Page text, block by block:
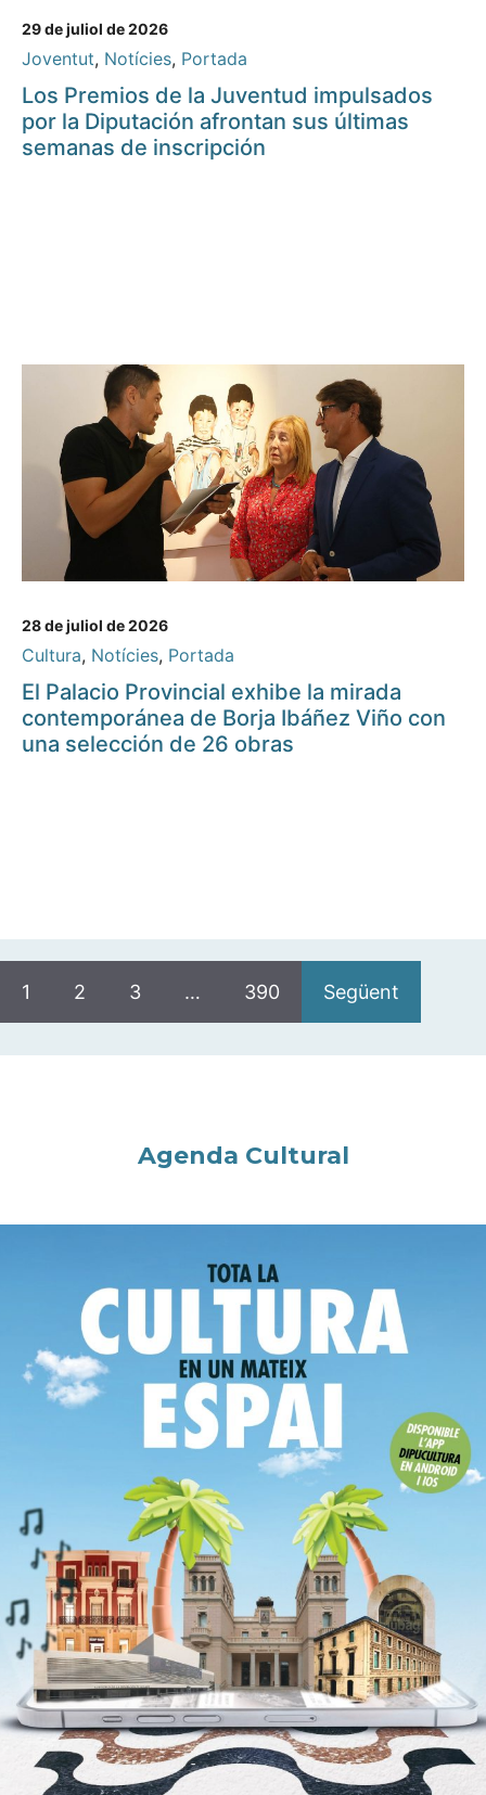
29 de juliol de 2026
Joventut, Notícies, Portada
Los Premios de la Juventud impulsados
por la Diputación afrontan sus últimas
semanas de inscripción
28 de juliol de 2026
Cultura, Notícies, Portada
El Palacio Provincial exhibe la mirada
contemporánea de Borja Ibáñez Viño con
una selección de 26 obras
1 2 3 … 390 Següent
Agenda Cultural